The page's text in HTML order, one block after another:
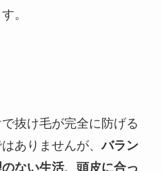
。
抜け毛が完全に防げる
ありませんが、バラン
ない生活、頭皮に合っ